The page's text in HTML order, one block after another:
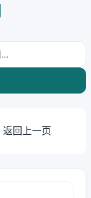
返回上一页